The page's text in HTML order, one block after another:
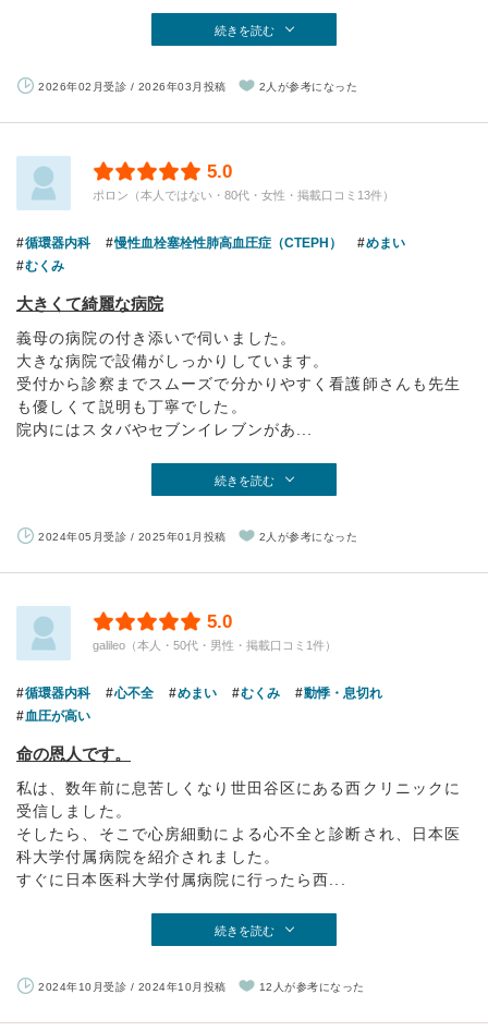
続きを読む
2026年02月受診 / 2026年03月投稿 2人が参考になった
5.0
ポロン（本人ではない・80代・女性・掲載口コミ13件）
循環器内科 慢性血栓塞栓性肺高血圧症（CTEPH）
めまい
むくみ
大きくて綺麗な病院
義母の病院の付き添いで伺いました。
大きな病院で設備がしっかりしています。
受付から診察までスムーズで分かりやすく看護師さんも先生
も優しくて説明も丁寧でした。
院内にはスタバやセブンイレブンがあ...
続きを読む
2024年05月受診 / 2025年01月投稿 2人が参考になった
5.0
galileo（本人・50代・男性・掲載口コミ1件）
循環器内科 心不全 めまい むくみ
動悸・息切れ
血圧が高い
命の恩人です。
私は、数年前に息苦しくなり世田谷区にある西クリニックに
受信しました。
そしたら、そこで心房細動による心不全と診断され、日本医
科大学付属病院を紹介されました。
すぐに日本医科大学付属病院に行ったら西...
続きを読む
2024年10月受診 / 2024年10月投稿 12人が参考になった